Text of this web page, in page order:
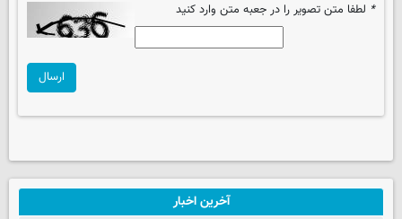
* لطفا متن تصویر را در جعبه متن وارد کنید
ارسال
آخرین اخبار